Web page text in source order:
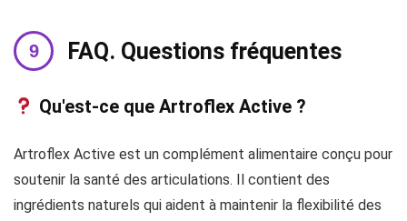
FAQ. Questions fréquentes
Qu'est-ce que Artroflex Active ?
Artroflex Active est un complément alimentaire conçu pour
soutenir la santé des articulations. Il contient des
ingrédients naturels qui aident à maintenir la flexibilité des